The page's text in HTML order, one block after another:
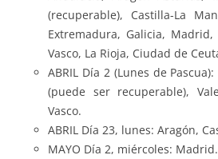
(recuperable), Castilla-La
Extremadura, Galicia,
Vasco, La Rioja, Ciudad de
ABRIL Día 2 (Lunes de
(puede ser recuperable),
Vasco.
ABRIL Día 23, lunes: Aragón,
MAYO Día 2, miércoles: Madrid.